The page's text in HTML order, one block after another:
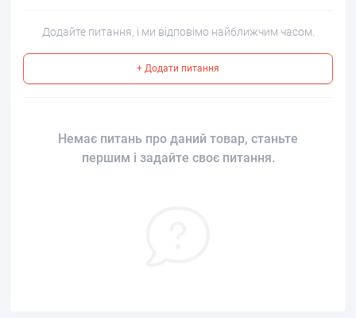
Додайте питання, і ми відповімо найближчим часом.
+ Додати питання
Немає питань про даний товар, станьте
першим і задайте своє питання.